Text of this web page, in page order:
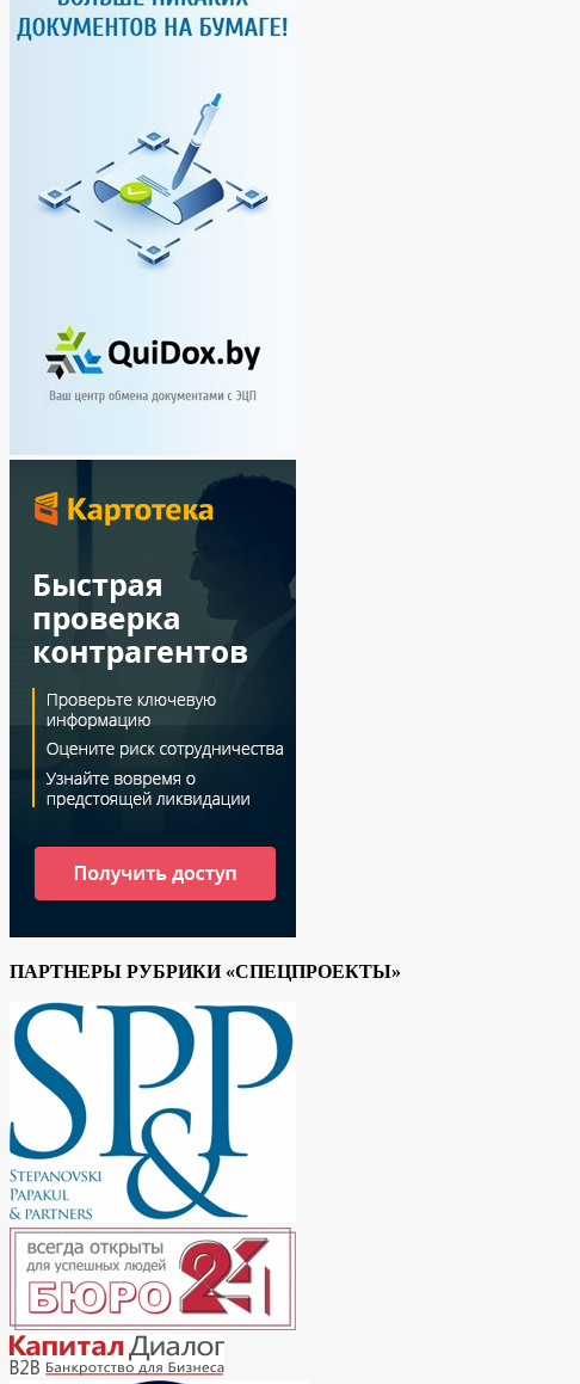
ПАРТНЕРЫ РУБРИКИ «СПЕЦПРОЕКТЫ»